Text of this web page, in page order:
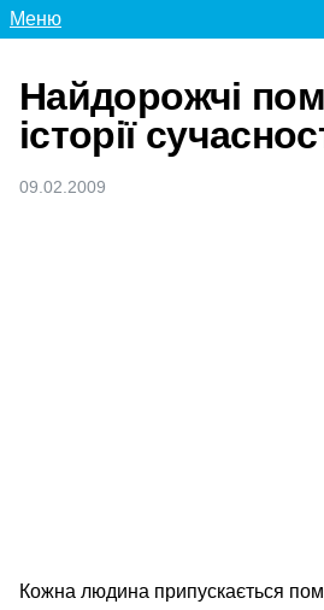
Меню
Найдорожчі
історії
09.02.2009
Кожна людина припускається